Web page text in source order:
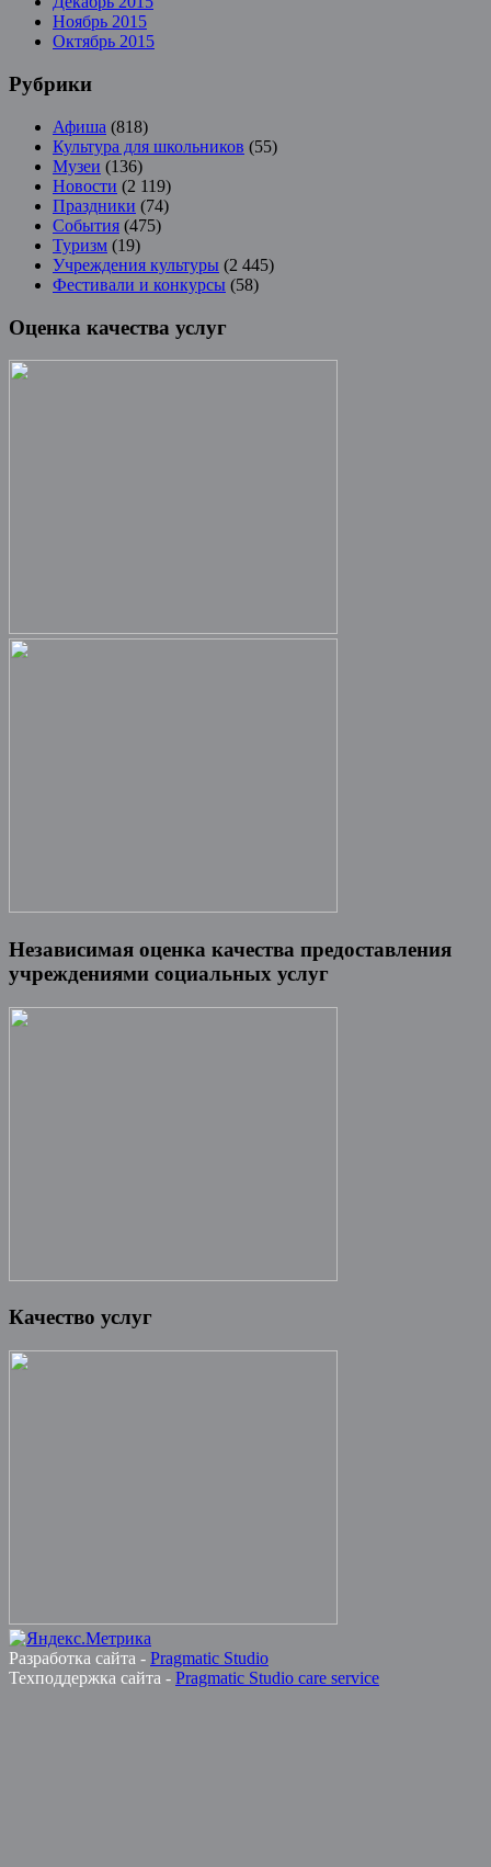
Ноябрь 2015
Октябрь 2015
Рубрики
Афиша (818)
Культура для школьников (55)
Музеи (136)
Новости (2 119)
Праздники (74)
События (475)
Туризм (19)
Учреждения культуры (2 445)
Фестивали и конкурсы (58)
Оценка качества услуг
Независимая оценка качества предоставления
учреждениями социальных услуг
Качество услуг
Разработка сайта - Pragmatic Studio
Техподдержка сайта - Pragmatic Studio care service